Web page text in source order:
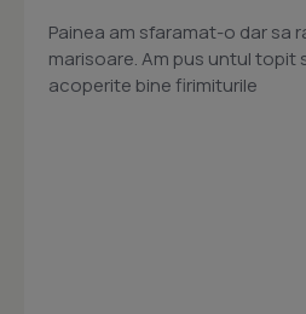
Painea am sfaramat-o dar sa
marisoare. Am pus untul topit
acoperite bine firimiturile